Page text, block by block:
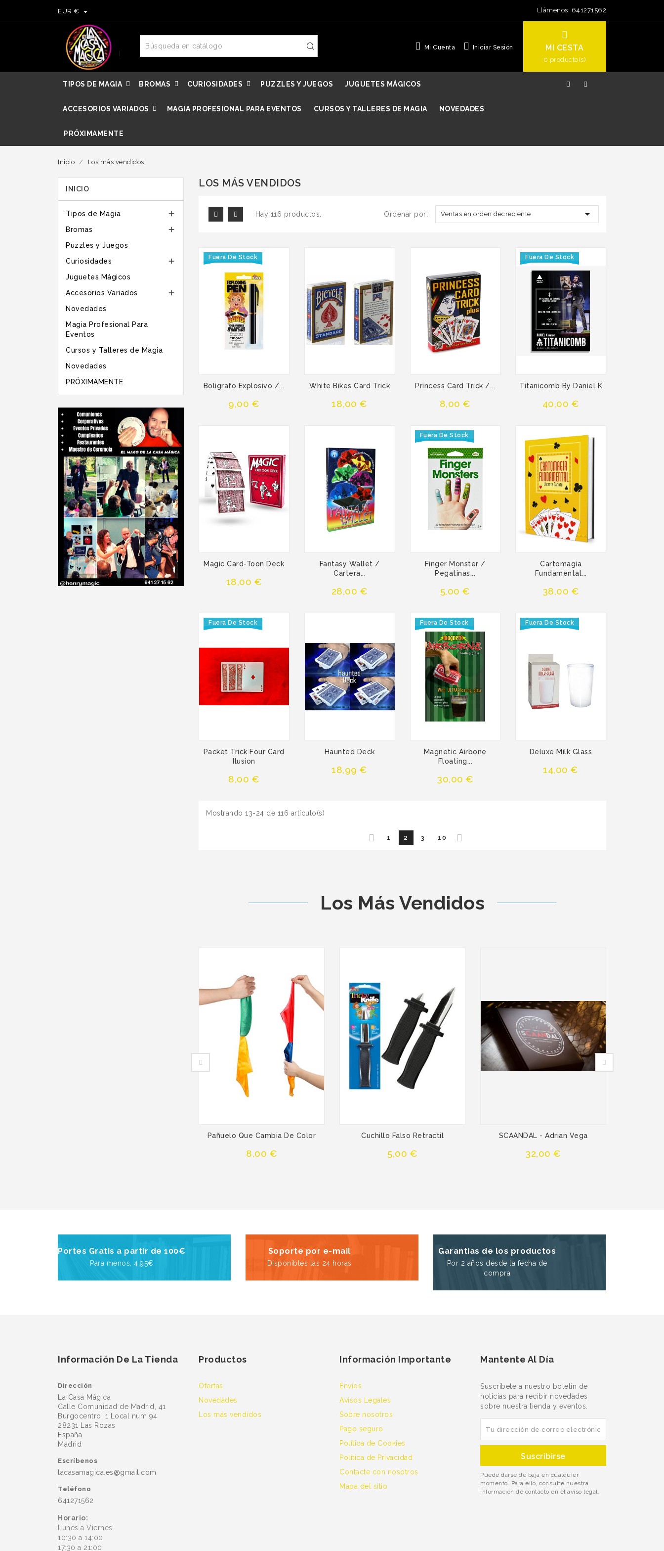
EUR €  Llámenos: 641271562
MI CESTA
0 producto(s)
Mi Cuenta Iniciar Sesión
TIPOS DE MAGIA BROMAS CURIOSIDADES PUZZLES Y JUEGOS JUGUETES MÁGICOS
ACCESORIOS VARIADOS MAGIA PROFESIONAL PARA EVENTOS CURSOS Y TALLERES DE MAGIA NOVEDADES
PRÓXIMAMENTE
Inicio Los más vendidos
INICIO
Tipos de Magia 
Bromas 
Puzzles y Juegos
Curiosidades

Juguetes Mágicos
Accesorios Variados

Novedades
Magia Profesional Para
Eventos
Cursos y Talleres de Magia
Novedades
PRÓXIMAMENTE
LOS MÁS VENDIDOS
Hay 116 productos. Ordenar por: Ventas en orden decreciente 
Fuera De Stock
Boligrafo Explosivo /...
Precio
9,00 €
White Bikes Card Trick
Precio
18,00 €
Princess Card Trick /...
Precio
8,00 €
Fuera De Stock
Titanicomb By Daniel K
Precio
40,00 €
Magic Card-Toon Deck
Precio
18,00 €
Fantasy Wallet /
Cartera...
Precio
28,00 €
Fuera De Stock
Finger Monster /
Pegatinas...
Precio
5,00 €
Cartomagia
Fundamental...
Precio
38,00 €
Fuera De Stock
Packet Trick Four Card
Ilusion
Precio
8,00 €
Haunted Deck
Precio
18,99 €
Fuera De Stock
Magnetic Airbone
Floating...
Precio
30,00 €
Fuera De Stock
Deluxe Milk Glass
Precio
14,00 €
Mostrando 13-24 de 116 artículo(s)
1 2 3 10
Los Más Vendidos
Pañuelo Que Cambia De Color
Precio
8,00 €
Cuchillo Falso Retractil
Precio
5,00 €
SCAANDAL - Adrian Vega
Precio
32,00 €
Portes Gratis a partir de 100€
Para menos, 4,95€
Soporte por e-mail
Disponibles las 24 horas
Garantías de los productos
Por 2 años desde la fecha de
compra
Información De La Tienda
Dirección
La Casa Mágica
Calle Comunidad de Madrid, 41
Burgocentro, 1 Local núm 94
28231 Las Rozas
España
Madrid
Escríbenos
lacasamagica.es@gmail.com
Teléfono
641271562
Horario:
Lunes a Viernes
10:30 a 14:00
17:30 a 21:00
Productos
Ofertas
Novedades
Los más vendidos
Información Importante
Envíos
Avisos Legales
Sobre nosotros
Pago seguro
Política de Cookies
Política de Privacidad
Contacte con nosotros
Mapa del sitio
Mantente Al Día
Suscríbete a nuestro boletín de
noticias para recibir novedades
sobre nuestra tienda y eventos.
Puede darse de baja en cualquier
momento. Para ello, consulte nuestra
información de contacto en el aviso legal.